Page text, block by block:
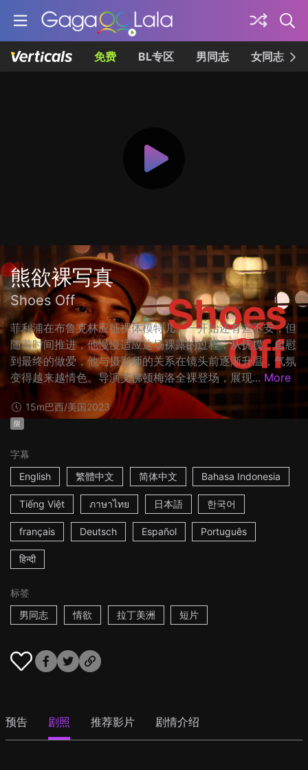
免费 BL专区 男同志 女同志
熊欲裸写真
Shoes Off
菲利浦在布鲁克林应征裸体模特儿，一开始还有些不安，但
随着时间推进，他慢慢适应这场裸露的过程，从抚摸、自慰
到最终的做爱，他与摄影师的关系在镜头前逐渐升温，气氛
变得越来越情色。导演艾佛顿梅洛全裸登场，展现... More
15m巴西/美国2023
限
字幕
English
繁體中文 简体中文 Bahasa Indonesia
Tiếng Việt ภาษาไทย 日本語 한국어
français Deutsch Español Português
हिन्दी
标签
男同志
情欲 拉丁美洲 短片
预告 剧照 推荐影片 剧情介绍